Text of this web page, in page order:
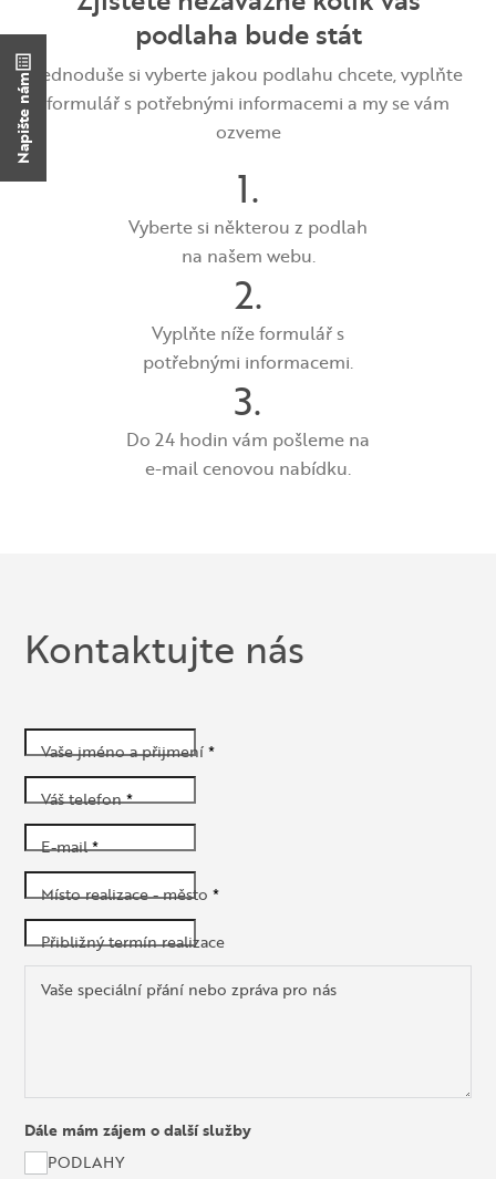
Napište nám
podlaha bude stát
Jednoduše si vyberte jakou podlahu chcete, vyplňte
formulář s potřebnými informacemi a my se vám
ozveme
1.
Vyberte si některou z podlah
na našem webu.
2.
Vyplňte níže formulář s
potřebnými informacemi.
3.
Do 24 hodin vám pošleme na
e-mail cenovou nabídku.
Kontaktujte nás
Vaše jméno a přijmení*
Váš telefon*
E-mail*
Místo realizace - město*
Přibližný termín realizace
Vaše speciální přání nebo zpráva pro nás
Dále mám zájem o další služby
PODLAHY